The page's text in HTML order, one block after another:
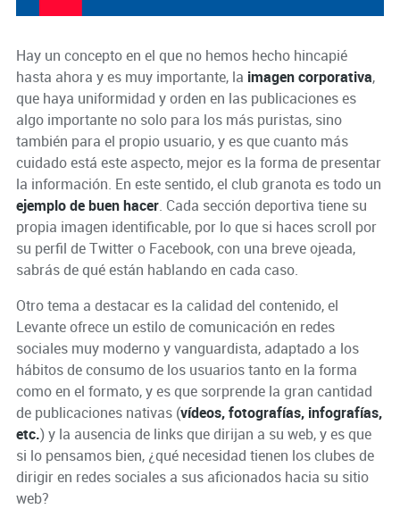
Hay un concepto en el que no hemos hecho hincapié
hasta ahora y es muy importante, la imagen corporativa,
que haya uniformidad y orden en las publicaciones es
algo importante no solo para los más puristas, sino
también para el propio usuario, y es que cuanto más
cuidado está este aspecto, mejor es la forma de presentar
la información. En este sentido, el club granota es todo un
ejemplo de buen hacer. Cada sección deportiva tiene su
propia imagen identificable, por lo que si haces scroll por
su perfil de Twitter o Facebook, con una breve ojeada,
sabrás de qué están hablando en cada caso.
Otro tema a destacar es la calidad del contenido, el
Levante ofrece un estilo de comunicación en redes
sociales muy moderno y vanguardista, adaptado a los
hábitos de consumo de los usuarios tanto en la forma
como en el formato, y es que sorprende la gran cantidad
de publicaciones nativas (vídeos, fotografías, infografías,
etc.) y la ausencia de links que dirijan a su web, y es que
si lo pensamos bien, ¿qué necesidad tienen los clubes de
dirigir en redes sociales a sus aficionados hacia su sitio
web?